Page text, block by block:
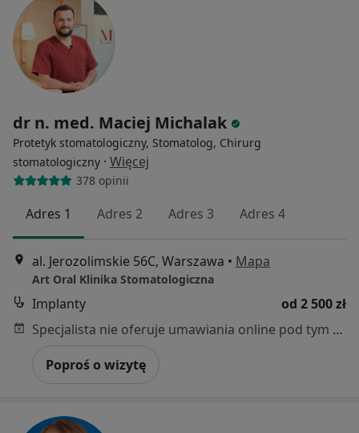
dr n. med. Maciej Michalak
Protetyk stomatologiczny, Stomatolog, Chirurg
stomatologiczny · Więcej
378 opinii
Adres 1 Adres 2 Adres 3 Adres 4
al. Jerozolimskie 56C, Warszawa • Mapa
Art Oral Klinika Stomatologiczna
Implanty
od 2 500 zł
Specjalista nie oferuje umawiania online pod tym adresem.
Poproś o wizytę